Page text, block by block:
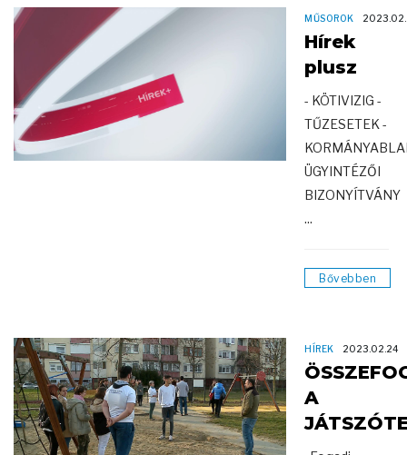
MŰSOROK
Hírek
plusz
- KÖTIVIZIG -
TŰZESETEK -
ÜGYINTÉZŐI
BIZONYÍTVÁNY
...
Bővebben
HÍREK 2023.02.24
A